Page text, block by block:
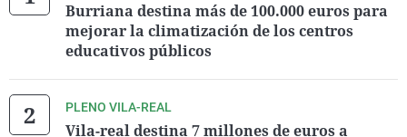
Burriana destina más de 100.000 euros para
mejorar la climatización de los centros
educativos públicos
PLENO VILA-REAL
Vila-real destina 7 millones de euros a